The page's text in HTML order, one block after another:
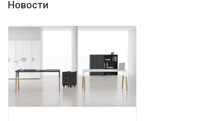
устойчивость на неровном полу.
Новости